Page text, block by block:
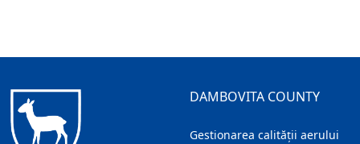
DAMBOVITA COUNTY
Gestionarea calității aerului